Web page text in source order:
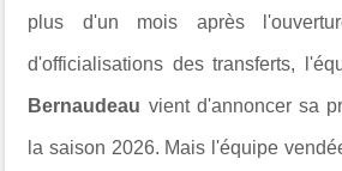
plus d'un mois après
d'officialisations des transferts,
Bernaudeau vient d'annoncer sa
la saison 2026. Mais l'équipe